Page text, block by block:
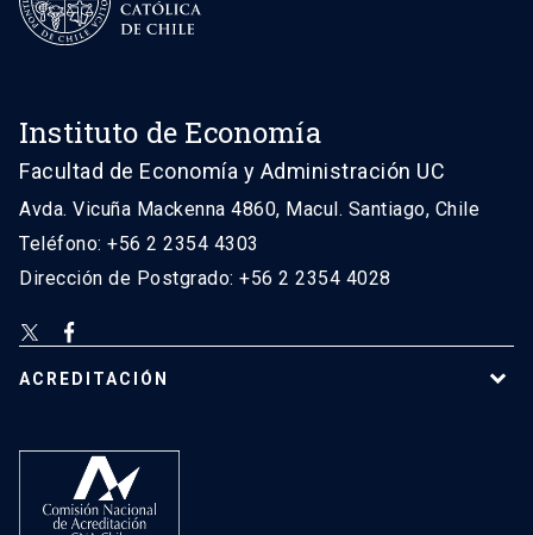
Instituto de Economía
Facultad de Economía y Administración UC
Avda. Vicuña Mackenna 4860, Macul. Santiago, Chile
Teléfono: +56 2 2354 4303
Dirección de Postgrado: +56 2 2354 4028
ACREDITACIÓN